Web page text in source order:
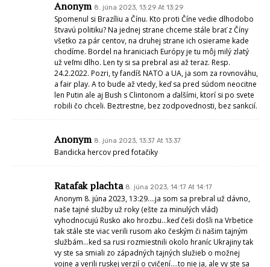
Anonym 8. júna 2023, 13:29 At 13:29
Spomenul si Brazíliu a Čínu. Kto proti Číne vedie dlhodobo
štvavú politiku? Na jednej strane chceme stále brať z Číny
všetko za pár centov, na druhej strane ich osierame kade
chodíme. Bordel na hraniciach Európy je tu môj milý zlatý
už veľmi dlho. Len ty si sa prebral asi až teraz. Resp.
24.2.2022. Pozri, ty fandíš NATO a UA, ja som za rovnováhu,
a fair play. A to bude až vtedy, keď sa pred súdom neocitne
len Putin ale aj Bush s Clintonom a ďalšími, ktorí si po svete
robili čo chceli. Beztrestne, bez zodpovednosti, bez sankcií.
Anonym 8. júna 2023, 13:37 At 13:37
Bandicka hercov pred fotačiky
Ratafak plachta 8. júna 2023, 14:17 At 14:17
Anonym 8. júna 2023, 13:29….ja som sa prebral už dávno,
naše tajné služby už roky (ešte za minulých vlád)
vyhodnocujú Rusko ako hrozbu…keď češi došli na Vrbetice
tak stále ste viac verili rusom ako českým či našim tajným
službám…ked sa rusi rozmiestnili okolo hraníc Ukrajiny tak
vy ste sa smiali zo západných tajných služieb o možnej
vojne a verili ruskej verzií o cvičení….to nie ja, ale vy ste sa